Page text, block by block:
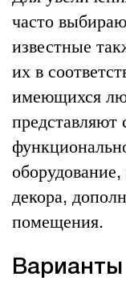
часто
известные
их в
имеющихся
представляют
декора,
помещения.